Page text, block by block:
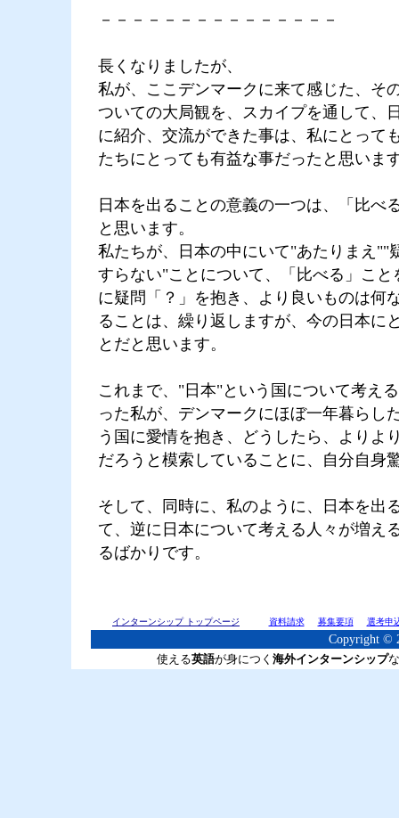
－－－－－－－－－－－－－－－
長くなりましたが、
私が、ここデンマークに来て感じた、そ
ついての大局観を、スカイプを通して、
に紹介、交流ができた事は、私にとって
たちにとっても有益な事だったと思いま
日本を出ることの意義の一つは、「比べ
と思います。
私たちが、日本の中にいて"あたりまえ""
すらない"ことについて、「比べる」こと
に疑問「？」を抱き、より良いものは何
ることは、繰り返しますが、今の日本に
とだと思います。
これまで、"日本"という国について考え
った私が、デンマークにほぼ一年暮らし
う国に愛情を抱き、どうしたら、よりよ
だろうと模索していることに、自分自身
そして、同時に、私のように、日本を出
て、逆に日本について考える人々が増え
るばかりです。
インターンシップ トップページ 資料請求 募集要項 選考申
Copyright ©
使える英語が身につく 海外インターンシップ